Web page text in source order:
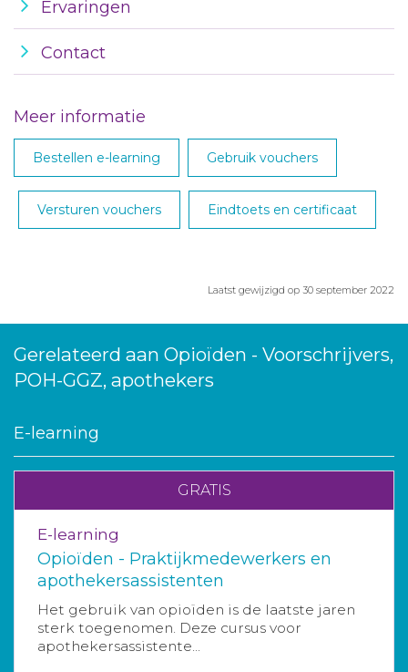
Ervaringen
Contact
Meer informatie
Bestellen e-learning Gebruik vouchers
Versturen vouchers Eindtoets en certificaat
Laatst gewijzigd op 30 september 2022
Gerelateerd aan Opioïden - Voorschrijvers,
POH-GGZ, apothekers
E-learning
GRATIS
E-learning
Opioïden - Praktijkmedewerkers en
apothekersassistenten
Het gebruik van opioïden is de laatste jaren
sterk toegenomen. Deze cursus voor
apothekersassistente...